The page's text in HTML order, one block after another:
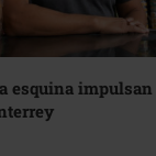
esquina